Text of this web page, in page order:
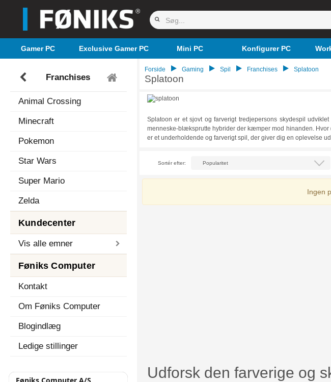
Gamer PC Exclusive Gamer PC Mini PC Konfigurer PC
Franchises
Animal Crossing
Minecraft
Pokemon
Star Wars
Super Mario
Zelda
Kundecenter
Vis alle emner
Føniks Computer
Kontakt
Om Føniks Computer
Blogindlæg
Ledige stillinger
Forside Gaming Spil Franchises Splatoon
Splatoon
Splatoon er et sjovt og farverigt tredjepersons skydespil
menneske-blæksprutte hybrider der kæmper mod hinanden.
er et underholdende og farverigt spil, der giver dig en oplevelse
Sortér efter:
Ingen
Udforsk den farverige og